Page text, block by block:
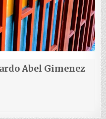
Abel Gimenez